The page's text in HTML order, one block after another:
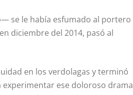
se le había esfumado al portero
diciembre del 2014, pasó al
en los verdolagas y terminó
experimentar ese doloroso drama